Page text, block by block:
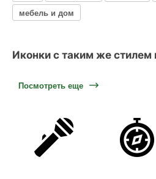
мебель и дом
Иконки с таким же стилем
Посмотреть еще